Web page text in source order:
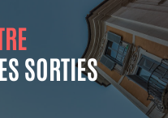
SORTIES